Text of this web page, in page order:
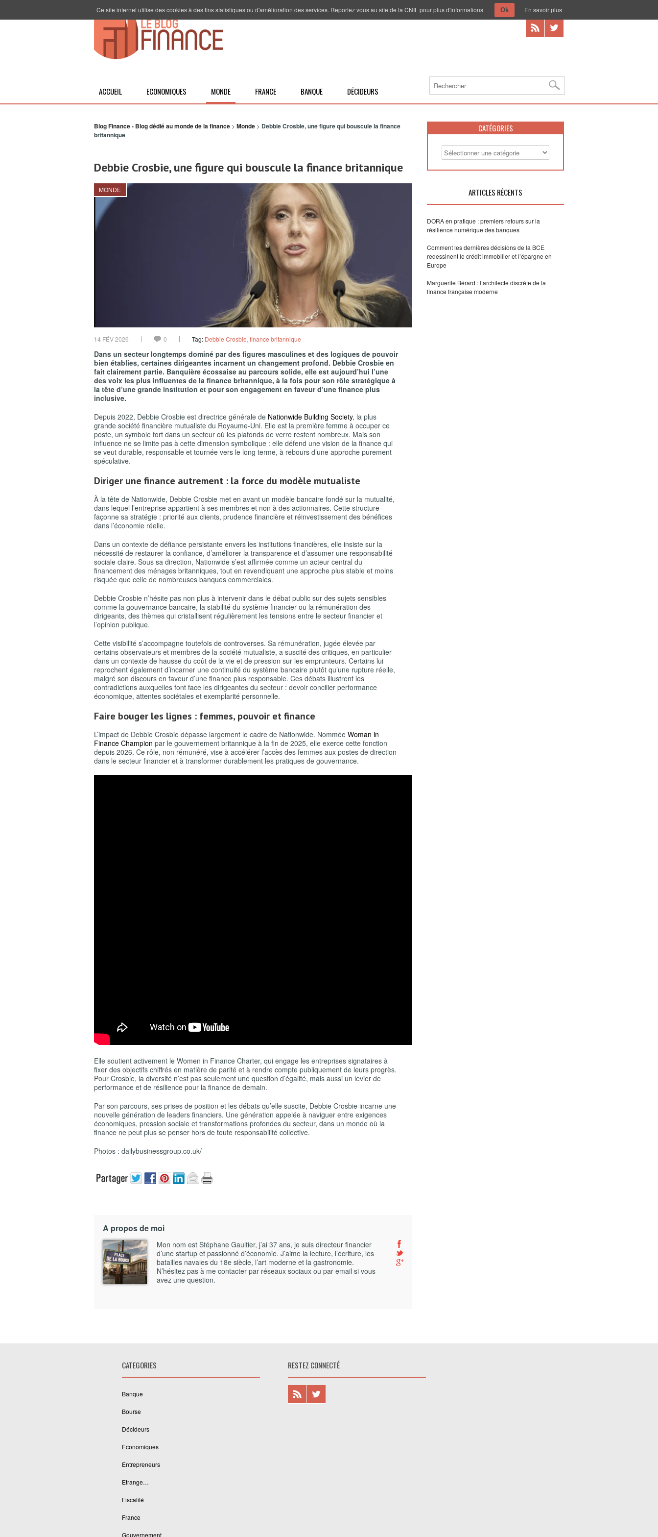
ACCUEIL ECONOMIQUES MONDE FRANCE BANQUE DÉCIDEURS
Blog Finance - Blog dédié au monde de la finance > Monde > Debbie Crosbie, une figure qui bouscule la finance
britannique
Debbie Crosbie, une figure qui bouscule la finance britannique
MONDE
14 FÉV 2026 0 Tag: Debbie Crosbie finance britannique
Dans un secteur longtemps dominé par des figures masculines et des logiques de pouvoir
bien établies, certaines dirigeantes incarnent un changement profond. Debbie Crosbie en
fait clairement partie. Banquière écossaise au parcours solide, elle est aujourd’hui l’une
des voix les plus influentes de la finance britannique, à la fois pour son rôle stratégique à
la tête d’une grande institution et pour son engagement en faveur d’une finance plus
inclusive.
Depuis 2022, Debbie Crosbie est directrice générale de Nationwide Building Society, la plus
grande société financière mutualiste du Royaume-Uni. Elle est la première femme à occuper ce
poste, un symbole fort dans un secteur où les plafonds de verre restent nombreux. Mais son
influence ne se limite pas à cette dimension symbolique : elle défend une vision de la finance qui
se veut durable, responsable et tournée vers le long terme, à rebours d’une approche purement
spéculative.
Diriger une finance autrement : la force du modèle mutualiste
À la tête de Nationwide, Debbie Crosbie met en avant un modèle bancaire fondé sur la mutualité,
dans lequel l’entreprise appartient à ses membres et non à des actionnaires. Cette structure
façonne sa stratégie : priorité aux clients, prudence financière et réinvestissement des bénéfices
dans l’économie réelle.
Dans un contexte de défiance persistante envers les institutions financières, elle insiste sur la
nécessité de restaurer la confiance, d’améliorer la transparence et d’assumer une responsabilité
sociale claire. Sous sa direction, Nationwide s’est affirmée comme un acteur central du
financement des ménages britanniques, tout en revendiquant une approche plus stable et moins
risquée que celle de nombreuses banques commerciales.
Debbie Crosbie n’hésite pas non plus à intervenir dans le débat public sur des sujets sensibles
comme la gouvernance bancaire, la stabilité du système financier ou la rémunération des
dirigeants, des thèmes qui cristallisent régulièrement les tensions entre le secteur financier et
l’opinion publique.
Cette visibilité s’accompagne toutefois de controverses. Sa rémunération, jugée élevée par
certains observateurs et membres de la société mutualiste, a suscité des critiques, en particulier
dans un contexte de hausse du coût de la vie et de pression sur les emprunteurs. Certains lui
reprochent également d’incarner une continuité du système bancaire plutôt qu’une rupture réelle,
malgré son discours en faveur d’une finance plus responsable. Ces débats illustrent les
contradictions auxquelles font face les dirigeantes du secteur : devoir concilier performance
économique, attentes sociétales et exemplarité personnelle.
Faire bouger les lignes : femmes, pouvoir et finance
L’impact de Debbie Crosbie dépasse largement le cadre de Nationwide. Nommée Woman in
Finance Champion par le gouvernement britannique à la fin de 2025, elle exerce cette fonction
depuis 2026. Ce rôle, non rémunéré, vise à accélérer l’accès des femmes aux postes de direction
dans le secteur financier et à transformer durablement les pratiques de gouvernance.
Elle soutient activement le Women in Finance Charter, qui engage les entreprises signataires à
fixer des objectifs chiffrés en matière de parité et à rendre compte publiquement de leurs progrès.
Pour Crosbie, la diversité n’est pas seulement une question d’égalité, mais aussi un levier de
performance et de résilience pour la finance de demain.
Par son parcours, ses prises de position et les débats qu’elle suscite, Debbie Crosbie incarne une
nouvelle génération de leaders financiers. Une génération appelée à naviguer entre exigences
économiques, pression sociale et transformations profondes du secteur, dans un monde où la
finance ne peut plus se penser hors de toute responsabilité collective.
Photos : dailybusinessgroup.co.uk/
A propos de moi
Mon nom est Stéphane Gaultier, j’ai 37 ans, je suis directeur financier
d’une startup et passionné d’économie. J’aime la lecture, l’écriture, les
batailles navales du 18e siècle, l’art moderne et la gastronomie.
N’hésitez pas à me contacter par réseaux sociaux ou par email si vous
avez une question.
CATÉGORIES
ARTICLES RÉCENTS
DORA en pratique : premiers retours sur la
résilience numérique des banques
Comment les dernières décisions de la BCE
redessinent le crédit immobilier et l’épargne en
Europe
Marguerite Bérard : l’architecte discrète de la
finance française moderne
CATEGORIES
Banque
Bourse
Décideurs
Economiques
Entrepreneurs
Etrange…
Fiscalité
France
Gouvernement
RESTEZ CONNECTÉ
Ce site internet utilise des cookies à des fins statistiques ou d'amélioration des services. Reportez vous au site de la CNIL pour plus d'informations. Ok En savoir plus